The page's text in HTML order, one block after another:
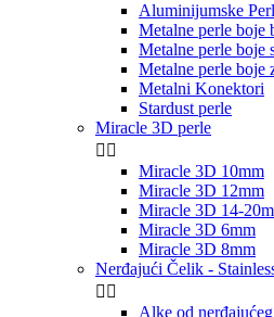
Aluminijumske
Metalne perle boje
Metalne perle boje
Metalne perle boje
Metalni Konektori
Stardust perle
Miracle 3D perle
 
Miracle 3D 10mm
Miracle 3D 12mm
Miracle 3D 14-
Miracle 3D 6mm
Miracle 3D 8mm
Nerđajući Čelik -
 
Alke od